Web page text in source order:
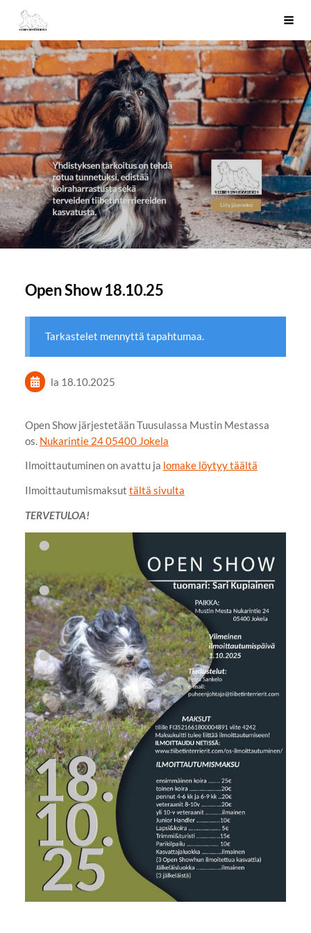
Siirry
sivun
sisältöön
Tiibetinterrierit ry
Open Show 18.10.25
Tarkastelet mennyttä tapahtumaa.
la 18.10.2025
Open Show järjestetään Tuusulassa Mustin Mestassa
os. Nukarintie 24 05400 Jokela
Ilmoittautuminen on avattu ja lomake löytyy täältä
Ilmoittautumismaksut tältä sivulta
TERVETULOA!